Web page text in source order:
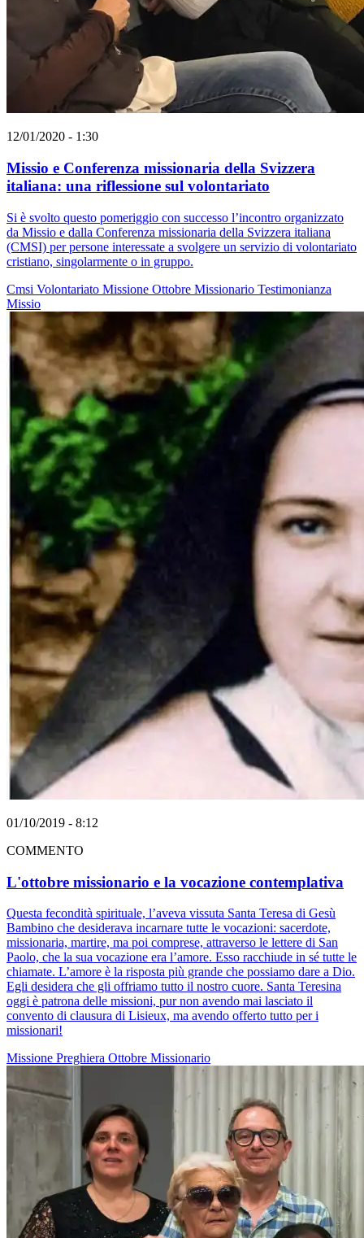
12/01/2020 - 1:30
Missio e Conferenza missionaria della Svizzera
italiana: una riflessione sul volontariato
Si è svolto questo pomeriggio con successo l’incontro organizzato
da Missio e dalla Conferenza missionaria della Svizzera italiana
(CMSI) per persone interessate a svolgere un servizio di volontariato
cristiano, singolarmente o in gruppo.
Cmsi Volontariato Missione Ottobre Missionario Testimonianza
Missio
01/10/2019 - 8:12
COMMENTO
L'ottobre missionario e la vocazione contemplativa
Questa fecondità spirituale, l’aveva vissuta Santa Teresa di Gesù
Bambino che desiderava incarnare tutte le vocazioni: sacerdote,
missionaria, martire, ma poi comprese, attraverso le lettere di San
Paolo, che la sua vocazione era l’amore. Esso racchiude in sé tutte le
chiamate. L’amore è la risposta più grande che possiamo dare a Dio.
Egli desidera che gli offriamo tutto il nostro cuore. Santa Teresina
oggi è patrona delle missioni, pur non avendo mai lasciato il
convento di clausura di Lisieux, ma avendo offerto tutto per i
missionari!
Missione Preghiera Ottobre Missionario